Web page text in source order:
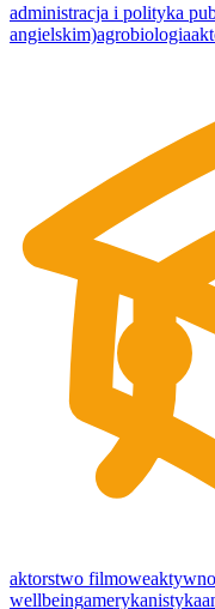
administracja i polityka
angielskim)agrobiologia
aktorstwo filmowe
wellbeingamerykanistyka